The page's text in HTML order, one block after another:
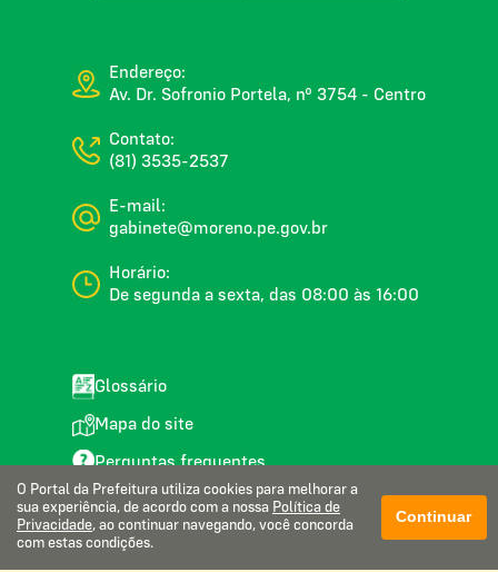
Endereço:
Av. Dr. Sofronio Portela, nº 3754 - Centro
Contato:
(81) 3535-2537
E-mail:
gabinete@moreno.pe.gov.br
Horário:
De segunda a sexta, das 08:00 às 16:00
Glossário
Mapa do site
Perguntas frequentes
Manual de navegação
Política de privacidade
O Portal da Prefeitura utiliza cookies para melhorar a
sua experiência, de acordo com a nossa Política de
Privacidade, ao continuar navegando, você concorda
com estas condições.
Continuar